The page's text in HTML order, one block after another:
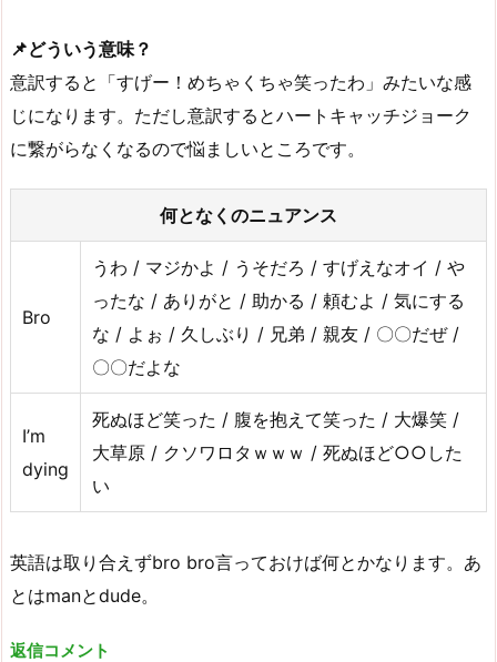
📌どういう意味？
意訳すると「すげー！めちゃくちゃ笑ったわ」みたいな感
じになります。ただし意訳するとハートキャッチジョーク
に繋がらなくなるので悩ましいところです。
何となくのニュアンス
Bro
うわ / マジかよ / うそだろ / すげえなオイ / や
ったな / ありがと / 助かる / 頼むよ / 気にする
な / よぉ / 久しぶり / 兄弟 / 親友 / 〇〇だぜ /
〇〇だよな
I’m
dying
死ぬほど笑った / 腹を抱えて笑った / 大爆笑 /
大草原 / クソワロタｗｗｗ / 死ぬほど○○した
い
英語は取り合えずbro bro言っておけば何とかなります。あ
とはmanとdude。
返信コメント